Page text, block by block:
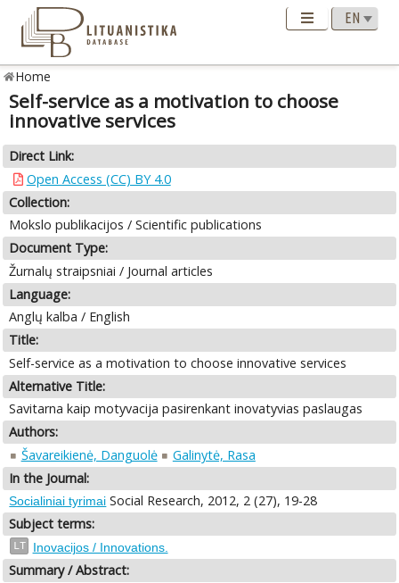
Home
Self-service as a motivation to choose
innovative services
Direct Link:
Open Access (CC) BY 4.0
Collection:
Mokslo publikacijos / Scientific publications
Document Type:
Žurnalų straipsniai / Journal articles
Language:
Anglų kalba / English
Title:
Self-service as a motivation to choose innovative services
Alternative Title:
Savitarna kaip motyvacija pasirenkant inovatyvias paslaugas
Authors:
Šavareikienė, Danguolė
Galinytė, Rasa
In the Journal:
Socialiniai tyrimai Social Research, 2012, 2 (27), 19-28
Subject terms:
LT Inovacijos / Innovations.
Summary / Abstract: